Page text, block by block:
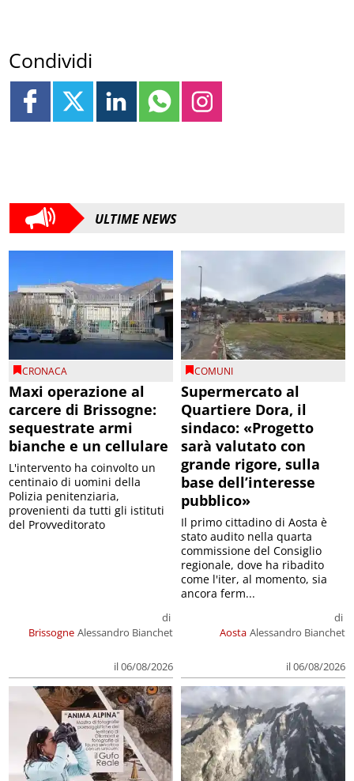
Condividi
ULTIME NEWS
CRONACA
Maxi operazione al
carcere di Brissogne:
sequestrate armi
bianche e un cellulare
Brissogne
di
Alessandro Bianchet
il 06/08/2026
L'intervento ha coinvolto un
centinaio di uomini della
Polizia penitenziaria,
provenienti da tutti gli istituti
del Provveditorato
COMUNI
Supermercato al
Quartiere Dora, il
sindaco: «Progetto
sarà valutato con
grande rigore, sulla
base dell’interesse
pubblico»
Aosta
di
Alessandro Bianchet
il 06/08/2026
Il primo cittadino di Aosta è
stato audito nella quarta
commissione del Consiglio
regionale, dove ha ribadito
come l'iter, al momento, sia
ancora ferm...